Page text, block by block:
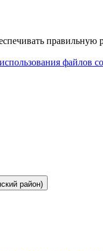
правильную
файлов
район)